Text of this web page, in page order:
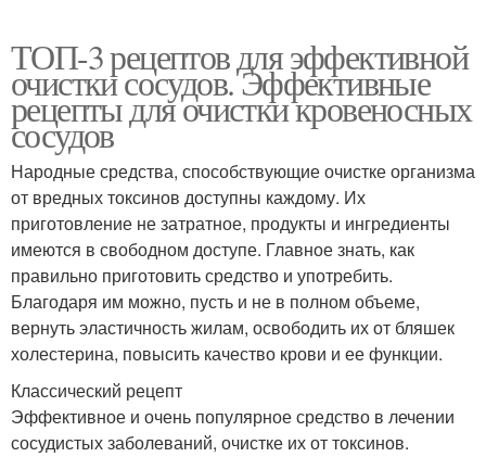
ТОП-3 рецептов для эффективной
очистки сосудов. Эффективные
рецепты для очистки кровеносных
сосудов
Народные средства, способствующие очистке организма
от вредных токсинов доступны каждому. Их
приготовление не затратное, продукты и ингредиенты
имеются в свободном доступе. Главное знать, как
правильно приготовить средство и употребить.
Благодаря им можно, пусть и не в полном объеме,
вернуть эластичность жилам, освободить их от бляшек
холестерина, повысить качество крови и ее функции.
Классический рецепт
Эффективное и очень популярное средство в лечении
сосудистых заболеваний, очистке их от токсинов.